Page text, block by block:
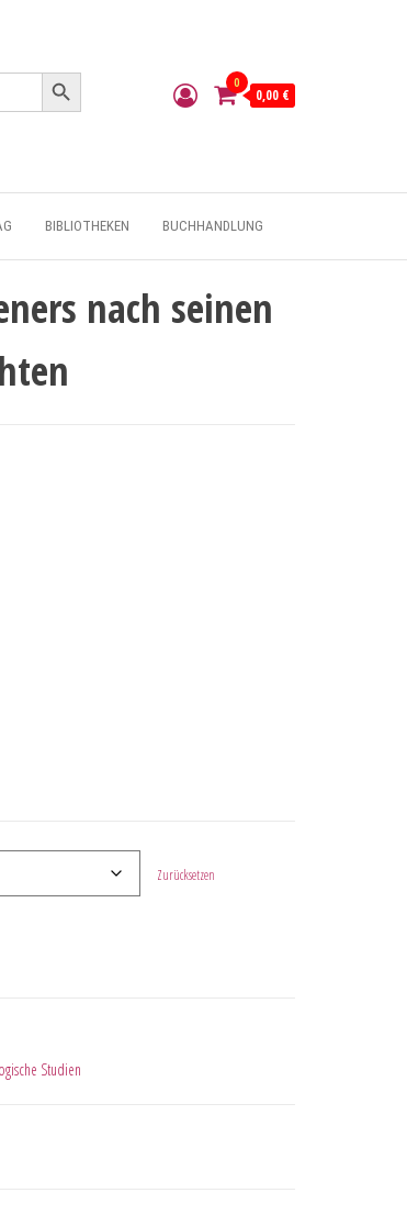
Search Button
0
0,00 €
BIBLIOTHEKEN BUCHHANDLUNG
nach seinen
Zurücksetzen
Studien